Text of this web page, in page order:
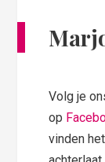
Volg je
op
vinden